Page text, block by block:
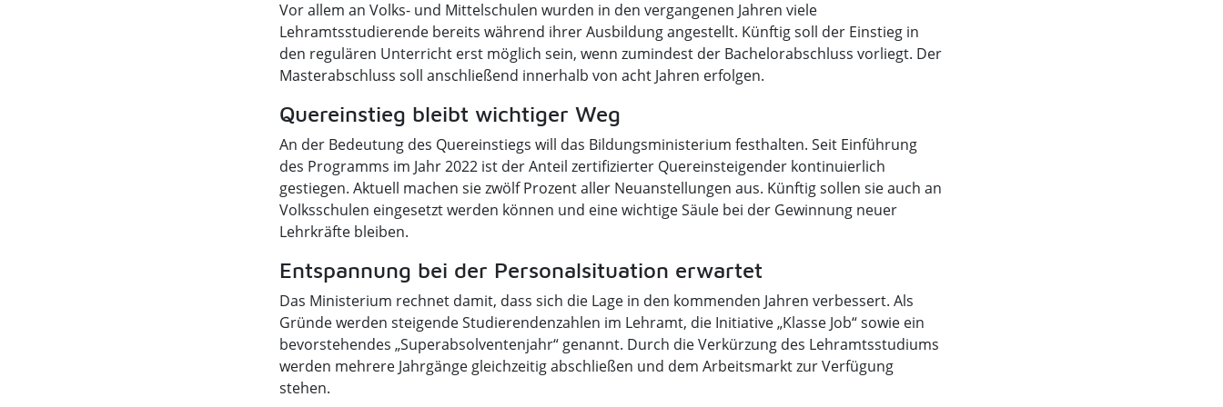
Vor allem an Volks- und Mittelschulen wurden in den vergangenen Jahren viele
Lehramtsstudierende bereits während ihrer Ausbildung angestellt. Künftig soll der Einstieg in
den regulären Unterricht erst möglich sein, wenn zumindest der Bachelorabschluss vorliegt. Der
Masterabschluss soll anschließend innerhalb von acht Jahren erfolgen.
Quereinstieg bleibt wichtiger Weg
An der Bedeutung des Quereinstiegs will das Bildungsministerium festhalten. Seit Einführung
des Programms im Jahr 2022 ist der Anteil zertifizierter Quereinsteigender kontinuierlich
gestiegen. Aktuell machen sie zwölf Prozent aller Neuanstellungen aus. Künftig sollen sie auch an
Volksschulen eingesetzt werden können und eine wichtige Säule bei der Gewinnung neuer
Lehrkräfte bleiben.
Entspannung bei der Personalsituation erwartet
Das Ministerium rechnet damit, dass sich die Lage in den kommenden Jahren verbessert. Als
Gründe werden steigende Studierendenzahlen im Lehramt, die Initiative „Klasse Job“ sowie ein
bevorstehendes „Superabsolventenjahr“ genannt. Durch die Verkürzung des Lehramtsstudiums
werden mehrere Jahrgänge gleichzeitig abschließen und dem Arbeitsmarkt zur Verfügung
stehen.